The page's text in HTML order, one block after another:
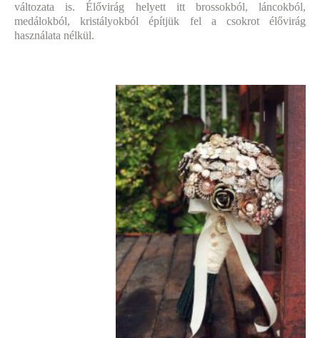
változata is. Élővirág helyett itt brossokból, láncokból,
medálokból, kristályokból építjük fel a csokrot élővirág
használata nélkül.